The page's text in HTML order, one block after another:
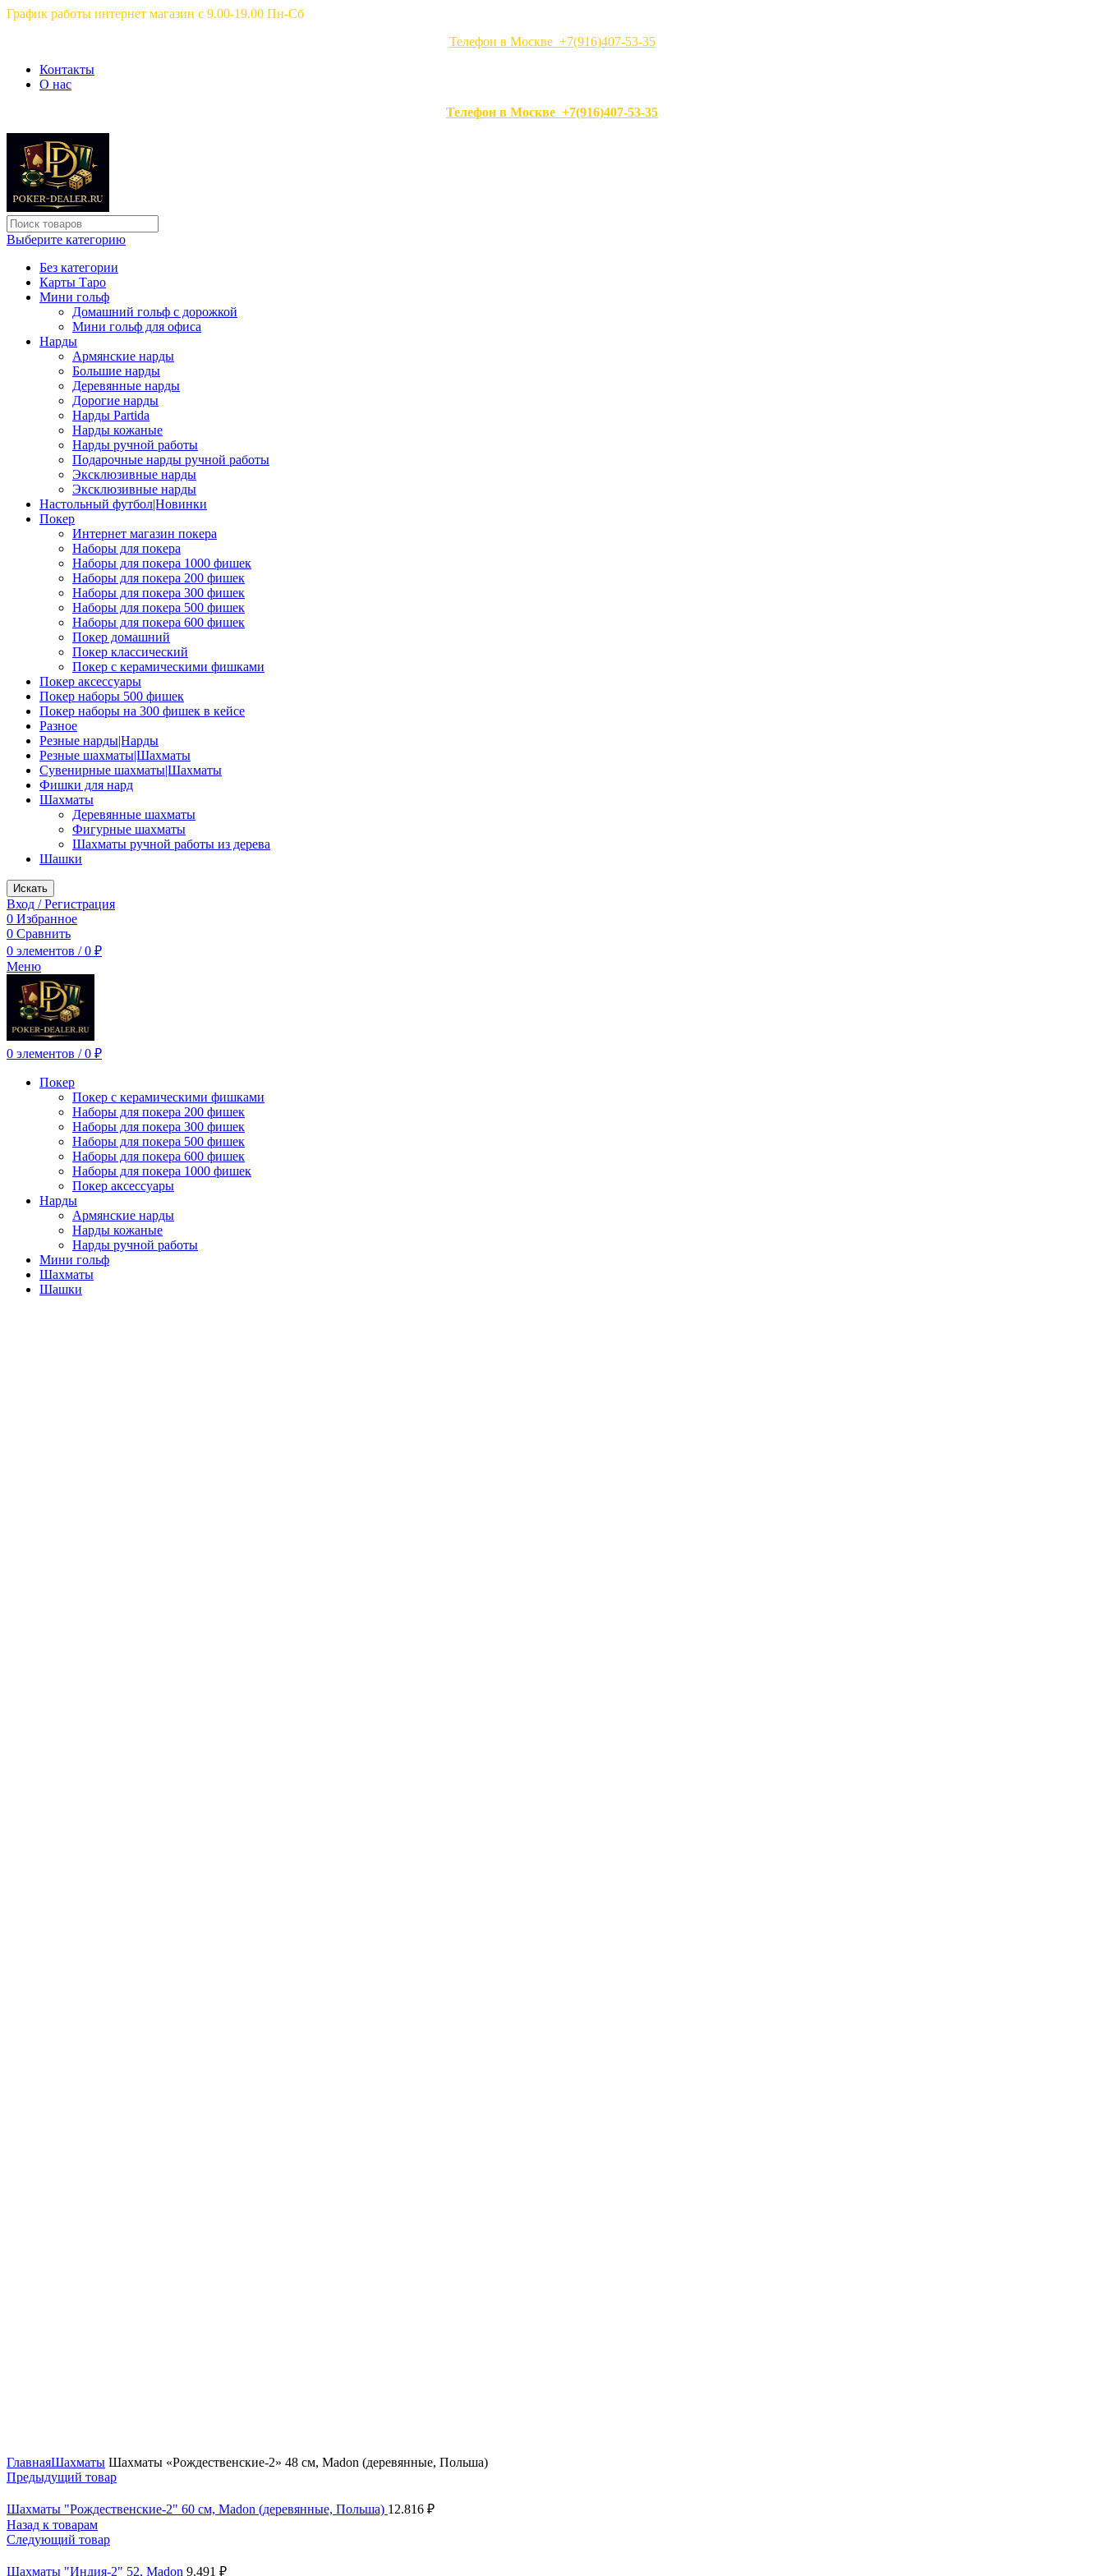
График работы интернет магазин с 9.00-19.00 Пн-Сб
Телефон в Москве +7(916)407-53-35
Контакты
О нас
Телефон в Москве +7(916)407-53-35
Выберите категорию
Без категории
Карты Таро
Мини гольф
Домашний гольф с дорожкой
Мини гольф для офиса
Нарды
Армянские нарды
Большие нарды
Деревянные нарды
Дорогие нарды
Нарды Partida
Нарды кожаные
Нарды ручной работы
Подарочные нарды ручной работы
Эксклюзивные нарды
Эксклюзивные нарды
Настольный футбол|Новинки
Покер
Интернет магазин покера
Наборы для покера
Наборы для покера 1000 фишек
Наборы для покера 200 фишек
Наборы для покера 300 фишек
Наборы для покера 500 фишек
Наборы для покера 600 фишек
Покер домашний
Покер классический
Покер с керамическими фишками
Покер аксессуары
Покер наборы 500 фишек
Покер наборы на 300 фишек в кейсе
Разное
Резные нарды|Нарды
Резные шахматы|Шахматы
Сувенирные шахматы|Шахматы
Фишки для нард
Шахматы
Деревянные шахматы
Фигурные шахматы
Шахматы ручной работы из дерева
Шашки
Искать
Вход / Регистрация
0 Избранное
0 Сравнить
0 элементов / 0 ₽
Меню
0 элементов / 0 ₽
Покер
Покер с керамическими фишками
Наборы для покера 200 фишек
Наборы для покера 300 фишек
Наборы для покера 500 фишек
Наборы для покера 600 фишек
Наборы для покера 1000 фишек
Покер аксессуары
Нарды
Армянские нарды
Нарды кожаные
Нарды ручной работы
Мини гольф
Шахматы
Шашки
ГлавнаяШахматы Шахматы «Рождественские-2» 48 см, Madon (деревянные, Польша)
Предыдущий товар
Шахматы "Рождественские-2" 60 см, Madon (деревянные, Польша) 12.816 ₽
Назад к товарам
Следующий товар
Шахматы "Индия-2" 52, Madon 9.491 ₽